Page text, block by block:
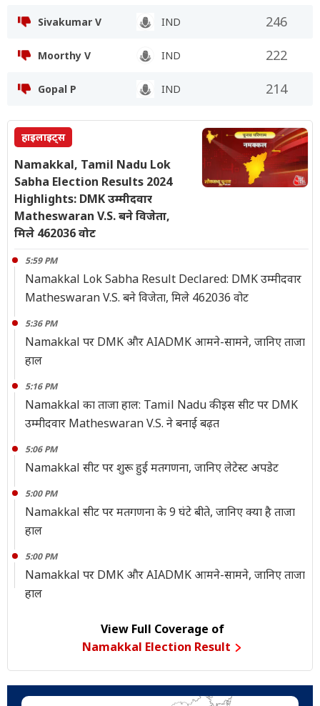
Sivakumar V IND 246
Moorthy V IND 222
Gopal P IND 214
हाइलाइट्स
Namakkal, Tamil Nadu Lok
Sabha Election Results 2024
Highlights: DMK उम्मीदवार
Matheswaran V.S. बने विजेता,
मिले 462036 वोट
5:59 PM
Namakkal Lok Sabha Result Declared: DMK उम्मीदवार
Matheswaran V.S. बने विजेता, मिले 462036 वोट
5:36 PM
Namakkal पर DMK और AIADMK आमने-सामने, जानिए ताजा
हाल
5:16 PM
Namakkal का ताजा हाल: Tamil Nadu की इस सीट पर DMK
उम्मीदवार Matheswaran V.S. ने बनाई बढ़त
5:06 PM
Namakkal सीट पर शुरू हुई मतगणना, जानिए लेटेस्ट अपडेट
5:00 PM
Namakkal सीट पर मतगणना के 9 घंटे बीते, जानिए क्या है ताजा
हाल
5:00 PM
Namakkal पर DMK और AIADMK आमने-सामने, जानिए ताजा
हाल
View Full Coverage of
Namakkal Election Result